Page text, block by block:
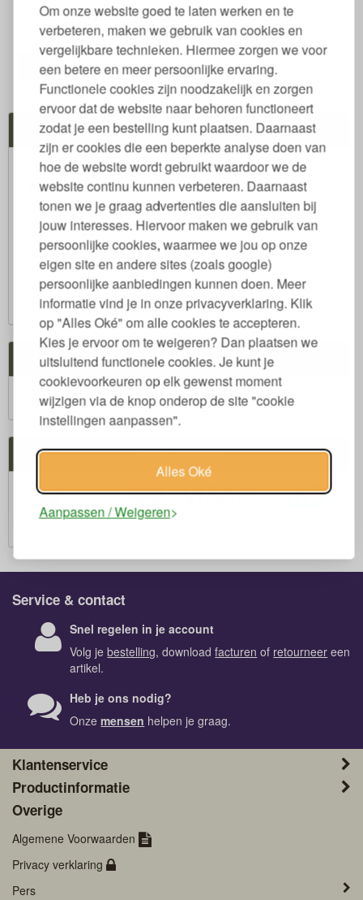
Om onze website goed te laten werken en te
verbeteren, maken we gebruik van cookies en
vergelijkbare technieken. Hiermee zorgen we voor
een betere en meer persoonlijke ervaring.
Functionele cookies zijn noodzakelijk en zorgen
ervoor dat de website naar behoren functioneert
zodat je een bestelling kunt plaatsen. Daarnaast
zijn er cookies die een beperkte analyse doen van
hoe de website wordt gebruikt waardoor we de
website continu kunnen verbeteren. Daarnaast
tonen we je graag advertenties die aansluiten bij
jouw interesses. Hiervoor maken we gebruik van
persoonlijke cookies, waarmee we jou op onze
eigen site en andere sites (zoals google)
persoonlijke aanbiedingen kunnen doen. Meer
informatie vind je in onze privacyverklaring. Klik
op "Alles Oké" om alle cookies te accepteren.
Kies je ervoor om te weigeren? Dan plaatsen we
uitsluitend functionele cookies. Je kunt je
cookievoorkeuren op elk gewenst moment
wijzigen via de knop onderop de site "cookie
instellingen aanpassen".
Alles Oké
Aanpassen / Weigeren
Kamelenhaar Zomerdekbed 240 gr m2
Jouw Voordelen
30 dagen proefslapen
14 dagen bedenktijd
Maatwerk mogelijk
Garantie 2-8 jaar
Gratis verzenden > € 60,-
Non-stop Klantenservice
Winkelwagen
Winkelwagen is leeg.
Subtotaal:
Veilig winkelen
Service & contact
Snel regelen in je account
Volg jebestelling, downloadfacturen of retourneer een
artikel.
Heb je ons nodig?
Onzemensen helpen je graag.
Klantenservice
Productinformatie
Overige
Algemene Voorwaarden
Privacy verklaring
Pers